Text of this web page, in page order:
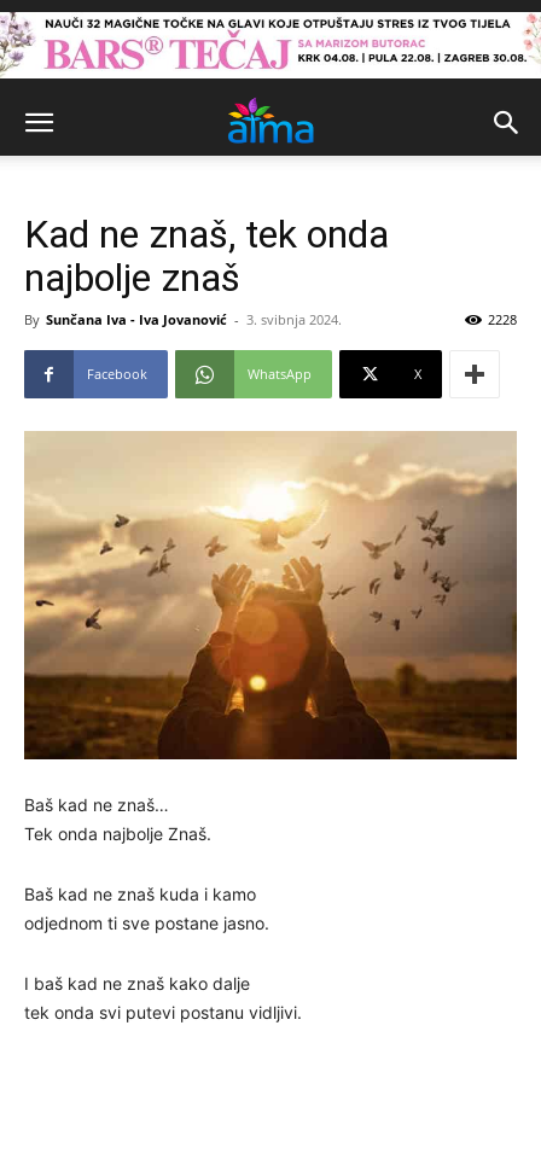
Kad ne znaš, tek onda
najbolje znaš
By Sunčana Iva - Iva Jovanović - 3. svibnja 2024. 2228
Facebook WhatsApp X
Baš kad ne znaš…
Tek onda najbolje Znaš.
Baš kad ne znaš kuda i kamo
odjednom ti sve postane jasno.
I baš kad ne znaš kako dalje
tek onda svi putevi postanu vidljivi.